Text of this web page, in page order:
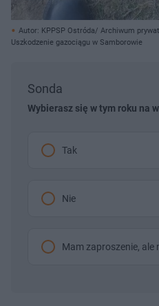
Autor: KPPSP Ostróda/ Archiwum
Uszkodzenie gazociągu w Samborowie
Sonda
Wybierasz się w tym roku na
Tak
Nie
Mam zaproszenie, ale